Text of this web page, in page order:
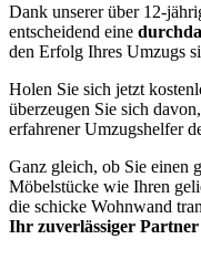
Dank unserer über 12-
entscheidend eine
den Erfolg Ihres Umzugs
Holen Sie sich jetzt
überzeugen Sie sich
erfahrener Umzugshelfer
Ganz gleich, ob Sie einen
Möbelstücke wie Ihren
die schicke Wohnwand
Ihr zuverlässiger Partner